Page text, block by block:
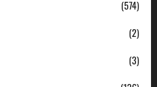
(574)
(2)
(3)